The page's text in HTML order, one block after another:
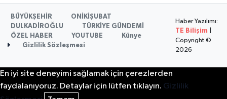
BÜYÜKŞEHİR
ONİKİŞUBAT
DULKADİROĞLU
TÜRKİYE GÜNDEMİ
ÖZEL HABER
YOUTUBE
Künye
Gizlilik Sözleşmesi
Haber Yazılımı:
TE Bilişim
Copyright ©
2026
En iyi site deneyimi sağlamak için çerezlerden
faydalanıyoruz. Detaylar için lütfen tıklayın. Gizlilik